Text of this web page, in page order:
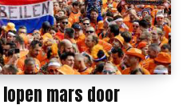
mars door